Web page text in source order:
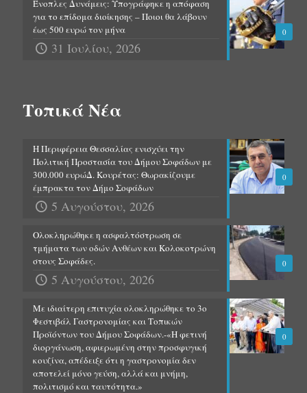
0
Ένοπλες Δυνάμεις: Υπογράφηκε η απόφαση
για το επίδομα διοίκησης – Ποιοι θα λάβουν
έως 500 ευρώ τον μήνα
31 Ιουλίου, 2026
Τοπικά Νέα
0
Η Περιφέρεια Θεσσαλίας ενισχύει την
Πολιτική Προστασία του Δήμου Σοφάδων με
300.000 ευρώΔ. Κουρέτας: Θωρακίζουμε
έμπρακτα τον Δήμο Σοφάδων
5 Αυγούστου, 2026
0
Ολοκληρώθηκε η ασφαλτόστρωση σε
τμήματα των οδών Ανθέων και Κολοκοτρώνη
στους Σοφάδες.
5 Αυγούστου, 2026
0
Με ιδιαίτερη επιτυχία ολοκληρώθηκε το 3ο
Φεστιβάλ Γαστρονομίας και Τοπικών
Προϊόντων του Δήμου Σοφάδων.-«Η φετινή
διοργάνωση, αφιερωμένη στην προσφυγική
κουζίνα, απέδειξε ότι η γαστρονομία δεν
αποτελεί μόνο γεύση, αλλά και μνήμη,
πολιτισμό και ταυτότητα.»